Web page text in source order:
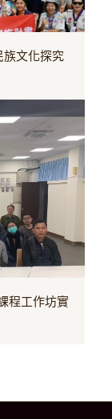
族文化探究
程工作坊實